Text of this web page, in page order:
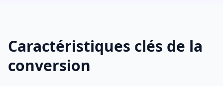
Caractéristiques clés de la
conversion